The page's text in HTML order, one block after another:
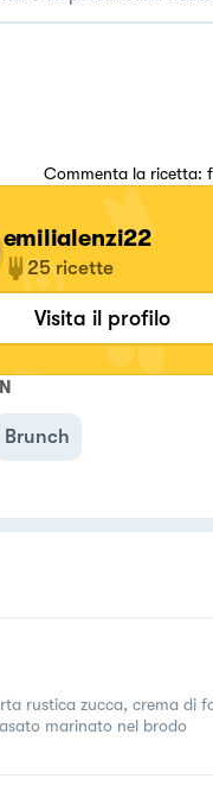
Commenta la ricetta:
emilialenzi22
25 ricette
Visita il profilo
Brunch
rustica zucca, crema di
marinato nel brodo